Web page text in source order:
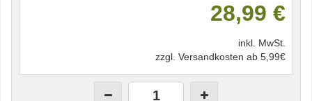
28,99 €
inkl. MwSt.
zzgl. Versandkosten ab 5,99€